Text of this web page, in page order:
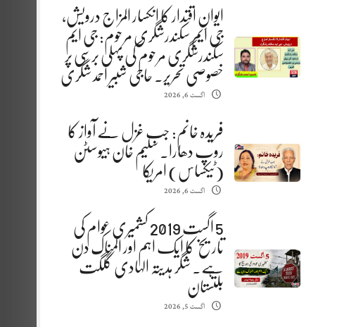
ایوانِ اقتدار کا انکسار المزاج درویش،
جی ایم سکندرشگری مرحوم: جی ایم
سکندرشگری مرحوم کی پہلی برسی پر
خصوصی تحریر. حاجی شبیر احمد شگری
اگست 6, 2026
فریدہ خانم: جب غزل نے آواز کا
روپ دھارا. سلیم خان ہیوسٹن
(ٹیکساس) امریکا
اگست 6, 2026
5 اگست 2019 کشمیری عوام کی
تاریخ کا ایک اہم اور المناک دن
ہے. شگر ہدیتہ الہادی گلگت
بلتستان
اگست 5, 2026